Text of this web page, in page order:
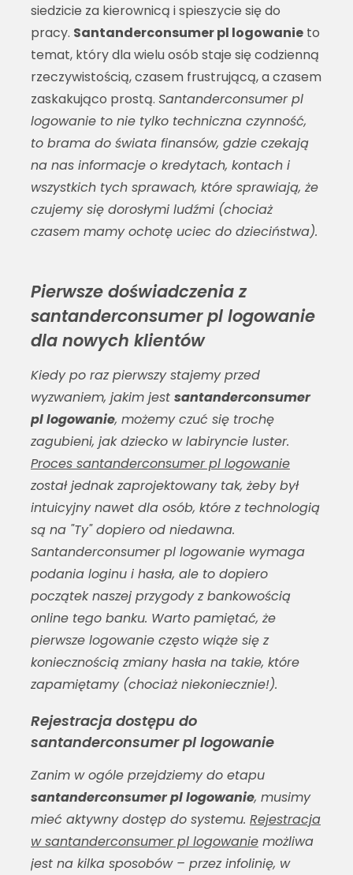
siedzicie za kierownicą i spieszycie się do
pracy. Santanderconsumer pl logowanieto
temat, który dla wielu osób staje się codzienną
rzeczywistością, czasem frustrującą, a czasem
zaskakująco prostą. Santanderconsumer pl
logowanie to nie tylko techniczna czynność,
to brama do świata finansów, gdzie czekają
na nas informacje o kredytach, kontach i
wszystkich tych sprawach, które sprawiają, że
czujemy się dorosłymi ludźmi (chociaż
czasem mamy ochotę uciec do dzieciństwa).
Pierwsze doświadczenia z
santanderconsumer pl logowanie
dla nowych klientów
Kiedy po raz pierwszy stajemy przed
wyzwaniem, jakim jest santanderconsumer
pl logowanie, możemy czuć się trochę
zagubieni, jak dziecko w labiryncie luster.
Proces santanderconsumer pl logowanie
został jednak zaprojektowany tak, żeby był
intuicyjny nawet dla osób, które z technologią
są na "Ty" dopiero od niedawna.
Santanderconsumer pl logowaniewymaga
podania loginu i hasła, ale to dopiero
początek naszej przygody z bankowością
online tego banku. Warto pamiętać, że
pierwsze logowanie często wiąże się z
koniecznością zmiany hasła na takie, które
zapamiętamy (chociaż niekoniecznie!).
Rejestracja dostępu do
santanderconsumer pl logowanie
Zanim w ogóle przejdziemy do etapu
santanderconsumer pl logowanie, musimy
mieć aktywny dostęp do systemu. Rejestracja
w santanderconsumer pl logowaniemożliwa
jest na kilka sposobów – przez infolinię, w